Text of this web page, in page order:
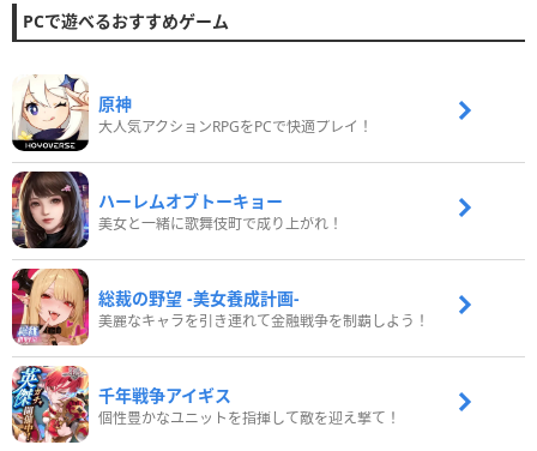
PCで遊べるおすすめゲーム
原神
大人気アクションRPGをPCで快適プレイ！
ハーレムオブトーキョー
美女と一緒に歌舞伎町で成り上がれ！
総裁の野望 -美女養成計画-
美麗なキャラを引き連れて金融戦争を制覇しよう！
千年戦争アイギス
個性豊かなユニットを指揮して敵を迎え撃て！